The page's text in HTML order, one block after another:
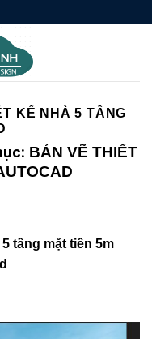
KẾ NHÀ 5 TẦNG
BẢN VẼ THIẾT
tầng mặt tiền 5m